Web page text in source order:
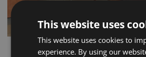
This website uses
This website uses cookies to
experience. By using our